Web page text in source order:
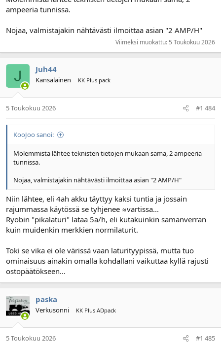
ampeeria tunnissa.
Nojaa, valmistajakin nähtävästi ilmoittaa asian "2 AMP/H"
Viimeksi muokattu: 5 Toukokuu 2026
Juh44
Kansalainen KK Plus pack
5 Toukokuu 2026 #1 484
KooJoo sanoi:
Molemmista lähtee teknisten tietojen mukaan sama, 2 ampeeria
tunnissa.
Nojaa, valmistajakin nähtävästi ilmoittaa asian "2 AMP/H"
Niin lähtee, eli 4ah akku täyttyy kaksi tuntia ja jossain
rajummassa käytössä se tyhjenee ≈vartissa...
Ryobin "pikalaturi" lataa 5a/h, eli kutakuinkin samanverran
kuin muidenkin merkkien normilaturit.
Toki se vika ei ole värissä vaan laturityypissä, mutta tuo
ominaisuus ainakin omalla kohdallani vaikuttaa kyllä rajusti
ostopäätökseen...
paska
Verkusonni KK Plus ADpack
5 Toukokuu 2026 #1 485